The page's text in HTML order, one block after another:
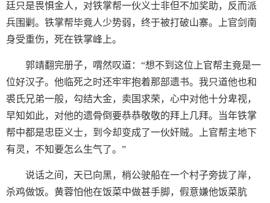
廷只是畏惧金人，对铁掌帮一伙义士非但不加奖助，反而派
兵围剿。铁掌帮毕竟人少势弱，终于被打破山寨。上官剑南
身受重伤，死在铁掌峰上。
郭靖翻完册子，喟然叹道：“想不到这位上官帮主竟是一
位好汉子。他临死之时还牢牢抱着那部遗书。我只道他也和
裘氏兄弟一般，勾结大金，卖国求荣，心中对他十分卑视，
早知如此，对他的遗骨倒要恭恭敬敬的拜上几拜。当年铁掌
帮中都是忠臣义士，到今却变成了一伙奸贼。上官帮主地下
有灵，不知要怎么生气了。”
说话之间，天已向黑，梢公驶船在一个村子旁拢了岸，
杀鸡做饭。黄蓉怕他在饭菜中做甚手脚，假意嫌他饭菜肮